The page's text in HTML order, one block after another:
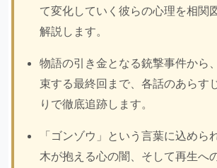
て変化していく彼らの心理を相関
解説します。
物語の引き金となる銃撃事件から
束する最終回まで、各話のあらす
りで徹底追跡します。
「ゴンゾウ」という言葉に込めら
木が抱える心の闇、そして再生へ